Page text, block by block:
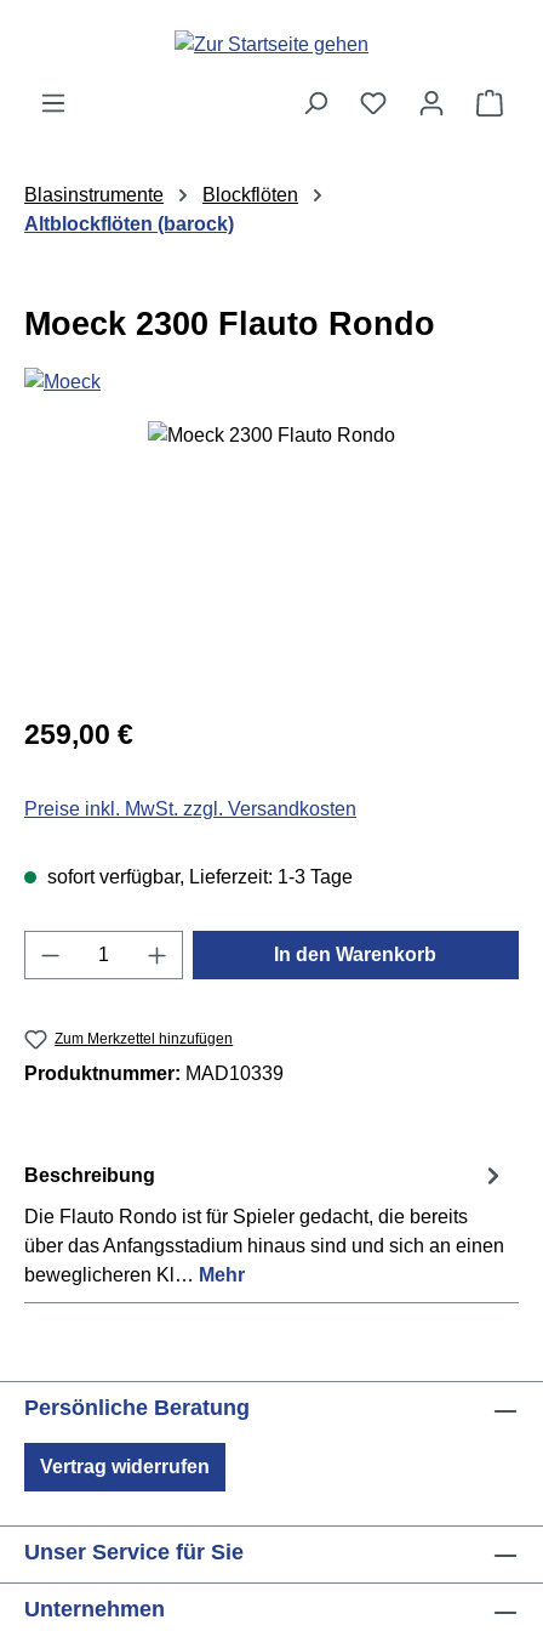
Zum Hauptinhalt springen
Blasinstrumente
Blockflöten
Altblockflöten (barock)
Moeck 2300 Flauto Rondo
Bildergalerie überspringen
Regulärer Preis:
259,00 €
Preise inkl. MwSt. zzgl. Versandkosten
sofort verfügbar, Lieferzeit: 1-3 Tage
Produkt Anzahl: Gib den gewünschten
In den Warenkorb
Zum Merkzettel hinzufügen
Produktnummer: MAD10339
Beschreibung
Die Flauto Rondo ist für Spieler gedacht, die bereits
über das Anfangsstadium hinaus sind und sich an einen
beweglicheren Kl… Mehr
Persönliche Beratung
Vertrag widerrufen
Unser Service für Sie
Unternehmen